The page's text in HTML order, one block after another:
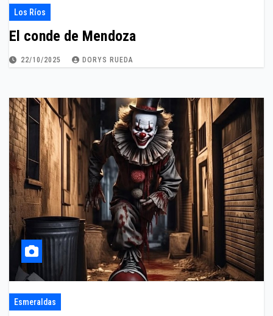
Los Ríos
El conde de Mendoza
22/10/2025 DORYS RUEDA
Esmeraldas